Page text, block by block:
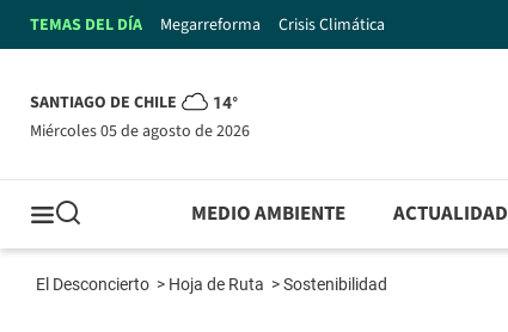
TEMAS DEL DÍA Megarreforma Crisis Climática
SANTIAGO DE CHILE 14°
miércoles 05 de agosto de 2026
MEDIO AMBIENTE ACTUALIDAD
El Desconcierto > Hoja de Ruta >Sostenibilidad